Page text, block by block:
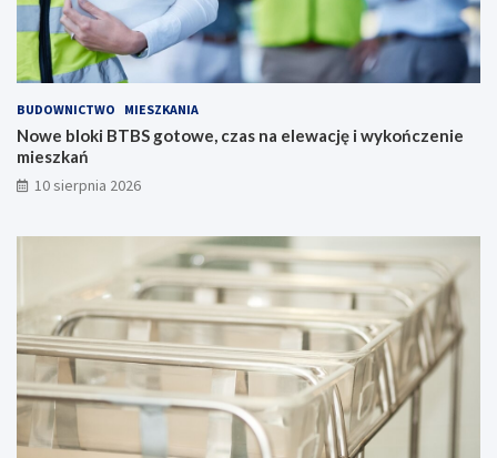
z
e
s
w
o
!
BUDOWNICTWO MIESZKANIA
Nowe bloki BTBS gotowe, czas na elewację i wykończenie
mieszkań
10 sierpnia 2026